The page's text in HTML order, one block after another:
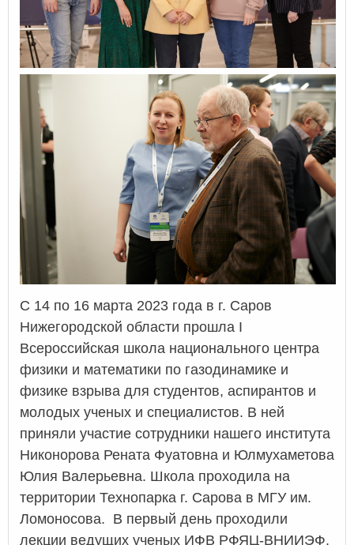
С 14 по 16 марта 2023 года в г. Саров
Нижегородской области прошла I
Всероссийская школа национального центра
физики и математики по газодинамике и
физике взрыва для студентов, аспирантов и
молодых ученых и специалистов. В ней
приняли участие сотрудники нашего института
Никонорова Рената Фуатовна и Юлмухаметова
Юлия Валерьевна. Школа проходила на
территории Технопарка г. Сарова в МГУ им.
Ломоносова. В первый день проходили
лекции ведущих ученых ИФВ РФЯЦ-ВНИИЭФ,